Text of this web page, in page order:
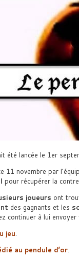
été lancée le 1er
11 novembre par
pour récupérer la
joueurs ont
des gagnants et les
continuer à lui envoyer
jeu.
au pendule d’or.